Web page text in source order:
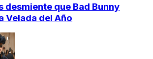
desmiente que Bad Bunny
Velada del Año